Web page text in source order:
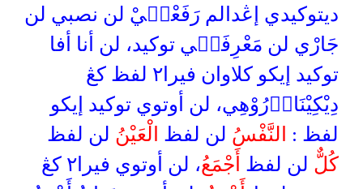
ديتوكيدي إڠدالم رَفَعْنۤيْ لن نصبي لن
جَارْي لن مَعْرِفَتۤي توكيد، لن أنا أفا
توكيد إيكو كلاوان فيرا٢ لفظ كڠ
دِيْكِيْنَاوۤرُوْهِي، لن أوتوي توكيد إيكو
لفظ :
النَّفْسُ لن لفظ الْعَيْنُ لن لفظ
كُلٌّ لن لفظ أَجْمَعُ
، لن أوتوي فيرا٢ كڠ